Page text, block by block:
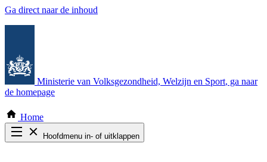
Ga direct naar de inhoud
Ministerie van Volksgezondheid, Welzijn en Sport, ga naar
de homepage
Home
Hoofdmenu in- of uitklappen